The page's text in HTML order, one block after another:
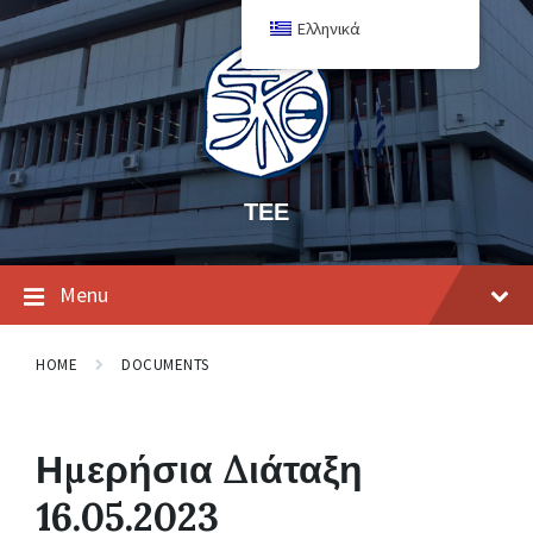
ΤΕΕ
Menu
HOME DOCUMENTS
Ημερήσια Διάταξη
16.05.2023
Ελληνικά